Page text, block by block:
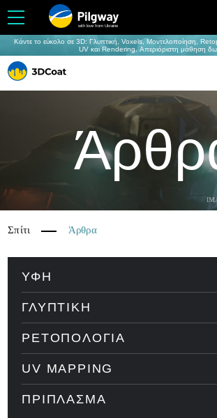
with love from Ukraine
Κάντε το εύκολο σε 3D: Γλυπτική, Voxels, Μοντελοποίηση,
UV και Rendering. Απεριόριστη μάθηση
Σπίτι Άρθρα
ΥΦΉ
ΓΛΥΠΤΙΚΉ
ΡΕΤΟΠΟΛΟΓΊΑ
UV MAPPING
ΠΡΊΠΛΑΣΜΑ